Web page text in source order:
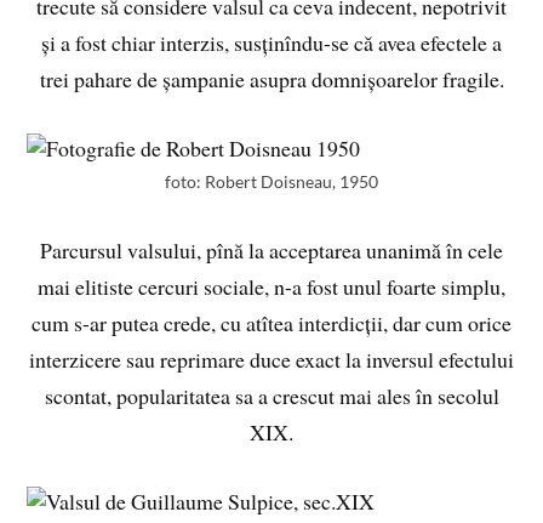
trecute să considere valsul ca ceva indecent, nepotrivit
și a fost chiar interzis, susținîndu-se că avea efectele a
trei pahare de șampanie asupra domnișoarelor fragile.
foto: Robert Doisneau, 1950
Parcursul valsului, pînă la acceptarea unanimă în cele
mai elitiste cercuri sociale, n-a fost unul foarte simplu,
cum s-ar putea crede, cu atîtea interdicții, dar cum orice
interzicere sau reprimare duce exact la inversul efectului
scontat, popularitatea sa a crescut mai ales în secolul
XIX.